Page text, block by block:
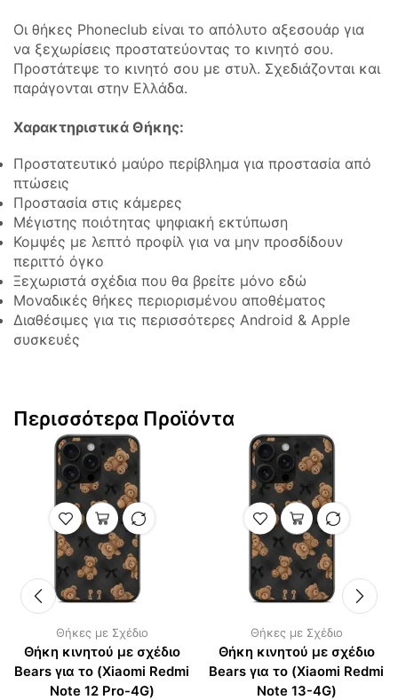
Οι θήκες Phoneclub είναι το απόλυτο αξεσουάρ για
να ξεχωρίσεις προστατεύοντας το κινητό σου.
Προστάτεψε το κινητό σου με στυλ. Σχεδιάζονται και
παράγονται στην Ελλάδα.
Χαρακτηριστικά Θήκης:
Προστατευτικό μαύρο περίβλημα για προστασία από
πτώσεις
Προστασία στις κάμερες
Μέγιστης ποιότητας ψηφιακή εκτύπωση
Κομψές με λεπτό προφίλ για να μην προσδίδουν
περιττό όγκο
Ξεχωριστά σχέδια που θα βρείτε μόνο εδώ
Μοναδικές θήκες περιορισμένου αποθέματος
Διαθέσιμες για τις περισσότερες Android & Apple
συσκευές
Περισσότερα Προϊόντα
Θήκες με Σχέδιο
Θήκη κινητού με σχέδιο
Bears για το (Xiaomi Redmi
Note 12 Pro-4G)
Θήκες με Σχέδιο
Θήκη κινητού με σχέδιο
Bears για το (Xiaomi Redmi
Note 13-4G)